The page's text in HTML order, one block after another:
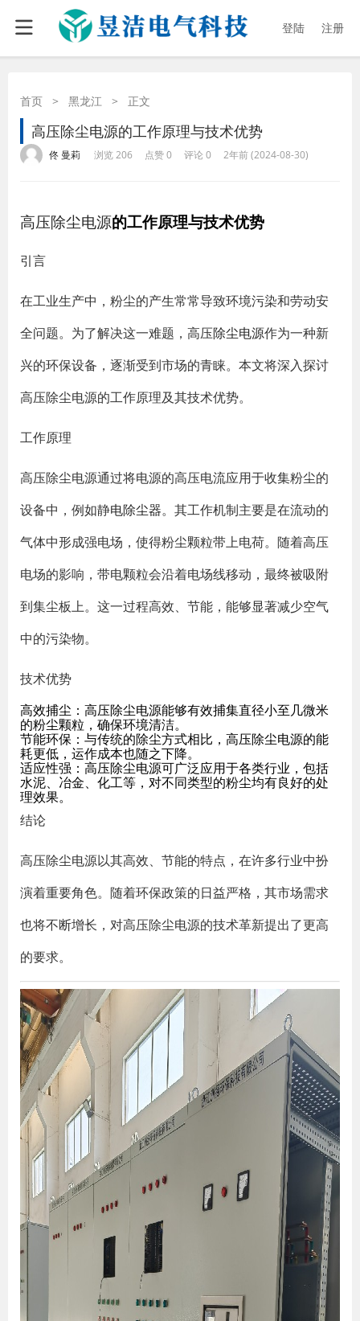
登陆 注册
首页 > 黑龙江 > 正文
高压除尘电源的工作原理与技术优势
佟 曼莉 浏览 206 点赞 0 评论 0 2年前 (2024-08-30)
高压除尘电源的工作原理与技术优势
引言
在工业生产中，粉尘的产生常常导致环境污染和劳动安
全问题。为了解决这一难题，高压除尘电源作为一种新
兴的环保设备，逐渐受到市场的青睐。本文将深入探讨
高压除尘电源的工作原理及其技术优势。
工作原理
高压除尘电源通过将电源的高压电流应用于收集粉尘的
设备中，例如静电除尘器。其工作机制主要是在流动的
气体中形成强电场，使得粉尘颗粒带上电荷。随着高压
电场的影响，带电颗粒会沿着电场线移动，最终被吸附
到集尘板上。这一过程高效、节能，能够显著减少空气
中的污染物。
技术优势
高效捕尘 ：高压除尘电源能够有效捕集直径小至几微米
的粉尘颗粒，确保环境清洁。
节能环保 ：与传统的除尘方式相比，高压除尘电源的能
耗更低，运作成本也随之下降。
适应性强 ：高压除尘电源可广泛应用于各类行业，包括
水泥、冶金、化工等，对不同类型的粉尘均有良好的处
理效果。
结论
高压除尘电源以其高效、节能的特点，在许多行业中扮
演着重要角色。随着环保政策的日益严格，其市场需求
也将不断增长，对高压除尘电源的技术革新提出了更高
的要求。